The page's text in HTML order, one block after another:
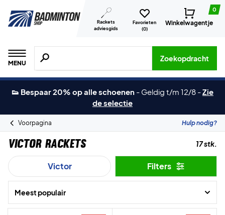
Rackets
adviesgids
Favorieten
(0)
0
Winkelwagentje
MENU
Zoeken naar producten, merken etc.
Zoekopdracht
👟 Bespaar 20% op alle schoenen - Geldig t/m 12/8 -Zie
de selectie
Voorpagina Hulp nodig?
Victor Rackets 17 stk.
Victor Filters
Meest populair